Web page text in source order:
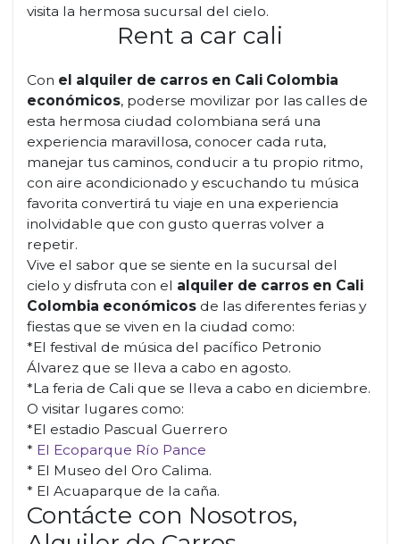
visita la hermosa sucursal del cielo.
Rent a car cali
Con el alquiler de carros en Cali Colombia
económicos, poderse movilizar por las calles de
esta hermosa ciudad colombiana será una
experiencia maravillosa, conocer cada ruta,
manejar tus caminos, conducir a tu propio ritmo,
con aire acondicionado y escuchando tu música
favorita convertirá tu viaje en una experiencia
inolvidable que con gusto querras volver a
repetir.
Vive el sabor que se siente en la sucursal del
cielo y disfruta con el alquiler de carros en Cali
Colombia económicos de las diferentes ferias y
fiestas que se viven en la ciudad como:
*El festival de música del pacífico Petronio
Álvarez que se lleva a cabo en agosto.
*La feria de Cali que se lleva a cabo en diciembre.
O visitar lugares como:
*El estadio Pascual Guerrero
* El Ecoparque Río Pance
* El Museo del Oro Calima.
* El Acuaparque de la caña.
Contácte con Nosotros,